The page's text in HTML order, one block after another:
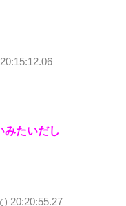
みたいだし
) 20:20:55.27